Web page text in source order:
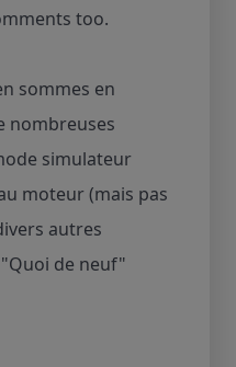
too.
sommes en
nombreuses
simulateur
moteur (mais pas
autres
de neuf"